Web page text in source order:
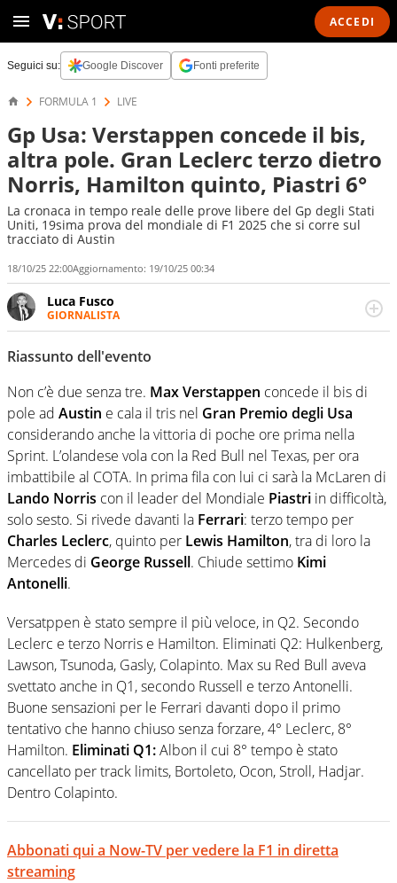
ACCEDI
Seguici su: Google Discover Fonti preferite
FORMULA 1 LIVE
Gp Usa: Verstappen concede il bis,
altra pole. Gran Leclerc terzo dietro
Norris, Hamilton quinto, Piastri 6°
La cronaca in tempo reale delle prove libere del Gp degli Stati
Uniti, 19sima prova del mondiale di F1 2025 che si corre sul
tracciato di Austin
18/10/25 22:00Aggiornamento: 19/10/25 00:34
Luca Fusco
GIORNALISTA
Giornalista multimediale. Quando si accendono i motori,
lui sgasa, impenna, derapa. E spesso e volentieri finisce
sul podio
Riassunto dell'evento
Non c’è due senza tre. Max Verstappen concede il bis di
pole ad Austin e cala il tris nel Gran Premio degli Usa
considerando anche la vittoria di poche ore prima nella
Sprint. L’olandese vola con la Red Bull nel Texas, per ora
imbattibile al COTA. In prima fila con lui ci sarà la McLaren di
Lando Norris con il leader del Mondiale Piastri in difficoltà,
solo sesto. Si rivede davanti la Ferrari: terzo tempo per
Charles Leclerc, quinto per Lewis Hamilton, tra di loro la
Mercedes di George Russell. Chiude settimo Kimi
Antonelli.
Versatppen è stato sempre il più veloce, in Q2. Secondo
Leclerc e terzo Norris e Hamilton. Eliminati Q2: Hulkenberg,
Lawson, Tsunoda, Gasly, Colapinto. Max su Red Bull aveva
svettato anche in Q1, secondo Russell e terzo Antonelli.
Buone sensazioni per le Ferrari davanti dopo il primo
tentativo che hanno chiuso senza forzare, 4° Leclerc, 8°
Hamilton. Eliminati Q1:Albon il cui 8° tempo è stato
cancellato per track limits, Bortoleto, Ocon, Stroll, Hadjar.
Dentro Colapinto.
Abbonati qui a Now-TV per vedere la F1 in diretta
streaming